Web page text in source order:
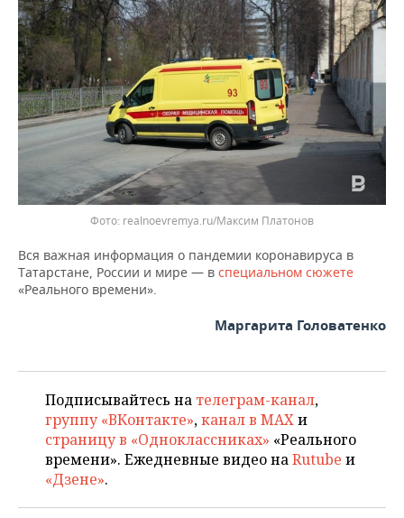
ХОККЕЙ С МЯЧОМ
ПРОИСШЕСТВИЯ
Фото: realnoevremya.ru/Максим Платонов
Вся важная информация о пандемии коронавируса в
Татарстане, России и мире — в специальном сюжете
«Реального времени».
Маргарита Головатенко
Подписывайтесь на телеграм-канал,
группу «ВКонтакте»,канал в MAXи
страницу в «Одноклассниках» «Реального
времени». Ежедневные видео наRutube и
«Дзене».